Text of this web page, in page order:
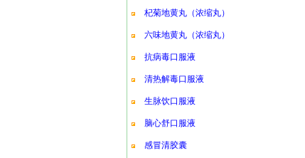
杞菊地黄丸（浓缩丸）
六味地黄丸（浓缩丸）
抗病毒口服液
清热解毒口服液
生脉饮口服液
脑心舒口服液
感冒清胶囊